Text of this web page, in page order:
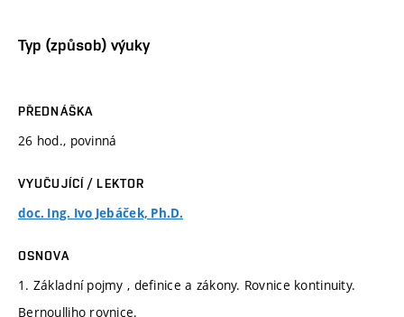
Typ (způsob) výuky
PŘEDNÁŠKA
26 hod., povinná
VYUČUJÍCÍ / LEKTOR
doc. Ing. Ivo Jebáček, Ph.D.
OSNOVA
1. Základní pojmy , definice a zákony. Rovnice kontinuity.
Bernoulliho rovnice.